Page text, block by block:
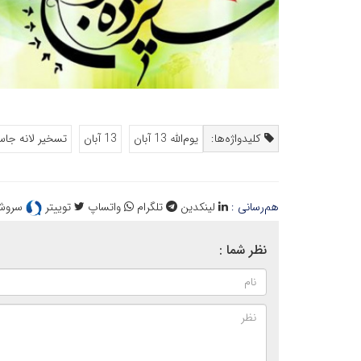
کلیدواژه‌ها: یوم‌الله 13 آبان 13 آبان تسخیر لانه
هم‌رسانی : لینکدین تلگرام واتساپ توییتر
نظر شما :